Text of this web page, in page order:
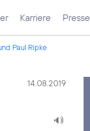
Karriere Presse
Paul Ripke
14.08.2019